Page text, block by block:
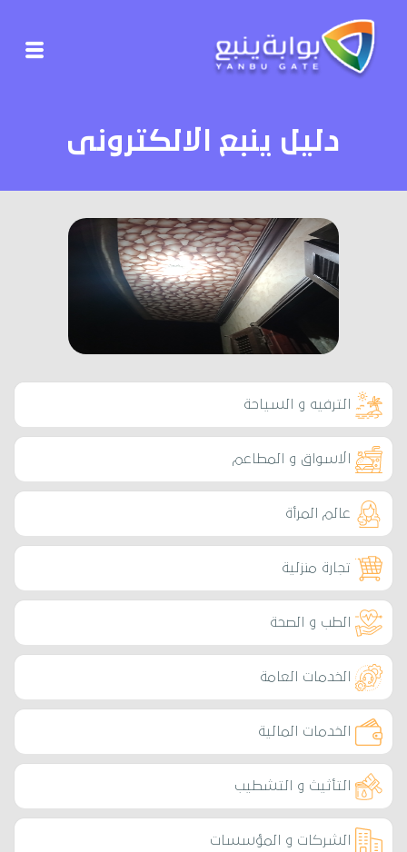
دليل ينبع الالكترونى
الترفيه و السياحة
الاسواق و المطاعم
عالم المرأة
تجارة منزلية
الطب و الصحة
الخدمات العامة
الخدمات المالية
التأثيث و التشطيب
الشركات و المؤسسات